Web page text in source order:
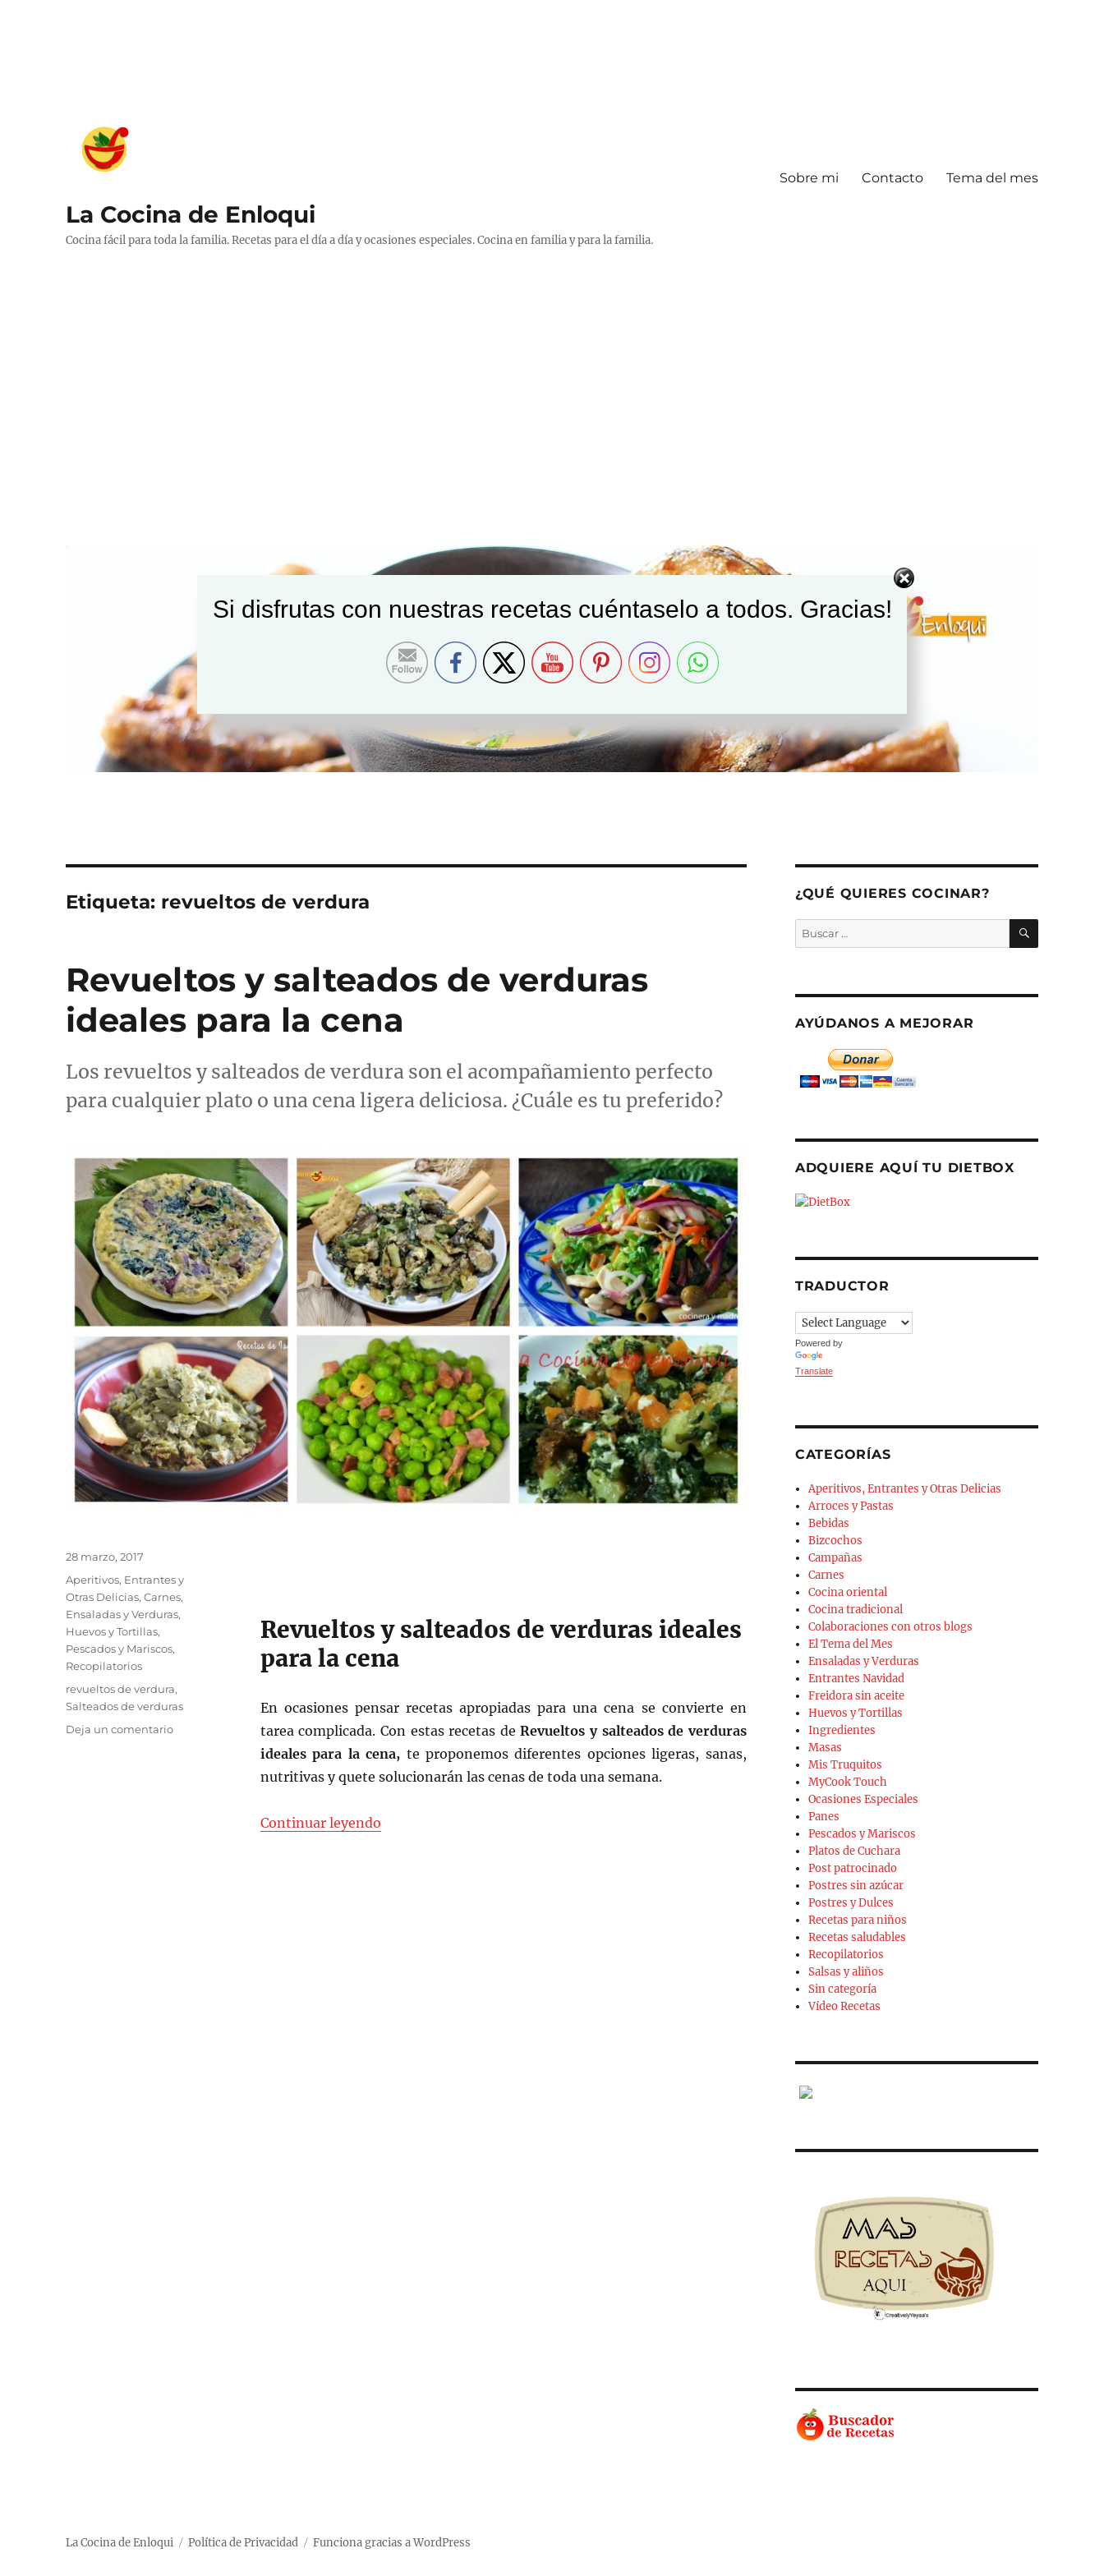
La Cocina de Enloqui
Cocina fácil para toda la familia. Recetas para el día a día y ocasiones especiales. Cocina en familia y para la familia.
Sobre mi Contacto Tema del mes
Etiqueta: revueltos de verdura
Revueltos y salteados de verduras
ideales para la cena
Los revueltos y salteados de verdura son el acompañamiento perfecto
para cualquier plato o una cena ligera deliciosa. ¿Cuále es tu preferido?
Revueltos y salteados de verduras ideales
para la cena
En ocasiones pensar recetas apropiadas para una cena se convierte en
tarea complicada. Con estas recetas deRevueltos y salteados de verduras
ideales para la cena, te proponemos diferentes opciones ligeras, sanas,
nutritivas y quete solucionarán las cenas de toda una semana.
Continuar leyendo«Revueltos y salteados de verduras ideales para la cena»
Publicado
28 marzo, 2017
Categorías
Aperitivos, Entrantes y
Otras Delicias,Carnes,
Ensaladas y Verduras,
Huevos y Tortillas,
Pescados y Mariscos,
Recopilatorios
Etiquetas
revueltos de verdura,
Salteados de verduras
Deja un comentarioen
¿QUÉ QUIERES COCINAR?
Buscar
por:
BUSCAR
AYÚDANOS A MEJORAR
ADQUIERE AQUÍ TU DIETBOX
TRADUCTOR
Powered by
Translate
CATEGORÍAS
Aperitivos, Entrantes y Otras Delicias
Arroces y Pastas
Bebidas
Bizcochos
Campañas
Carnes
Cocina oriental
Cocina tradicional
Colaboraciones con otros blogs
El Tema del Mes
Ensaladas y Verduras
Entrantes Navidad
Freidora sin aceite
Huevos y Tortillas
Ingredientes
Masas
Mis Truquitos
MyCook Touch
Ocasiones Especiales
Panes
Pescados y Mariscos
Platos de Cuchara
Post patrocinado
Postres sin azúcar
Postres y Dulces
Recetas para niños
Recetas saludables
Recopilatorios
Salsas y aliños
Sin categoría
Vídeo Recetas
La Cocina de Enloqui Política de Privacidad Funciona gracias a WordPress
Si disfrutas con nuestras recetas cuéntaselo a todos. Gracias!